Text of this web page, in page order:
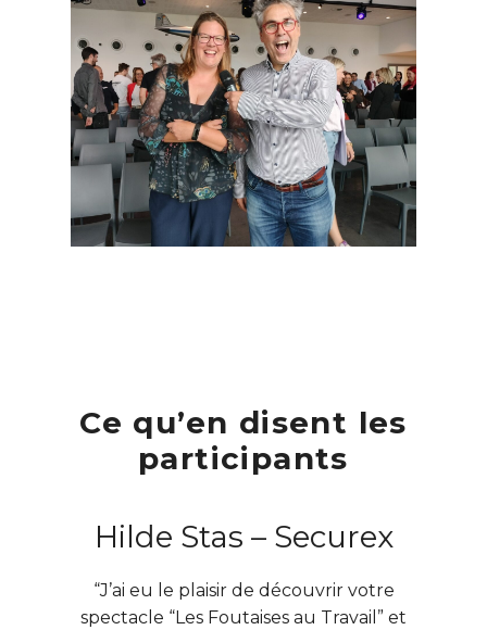
Ce qu’en disent les
participants
Hilde Stas – Securex
“J’ai eu le plaisir de découvrir votre
spectacle “Les Foutaises au Travail” et